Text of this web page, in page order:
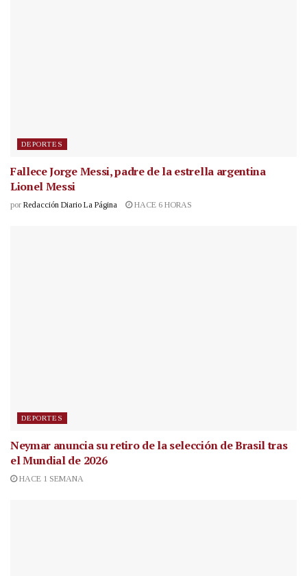
DEPORTES
Fallece Jorge Messi, padre de la estrella argentina
Lionel Messi
por Redacción Diario La Página HACE 6 HORAS
DEPORTES
Neymar anuncia su retiro de la selección de Brasil tras
el Mundial de 2026
HACE 1 SEMANA